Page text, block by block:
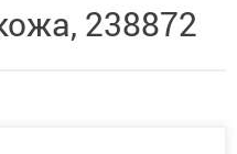
238872